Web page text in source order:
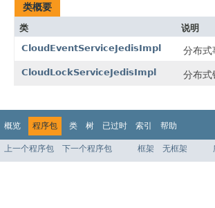
类概要
类
说明
CloudEventServiceJedisImpl
分布式
CloudLockServiceJedisImpl 分布式
概览 程序包 类 树 已过时 索引 帮助
上一个程序包 下一个程序包 框架 无框架